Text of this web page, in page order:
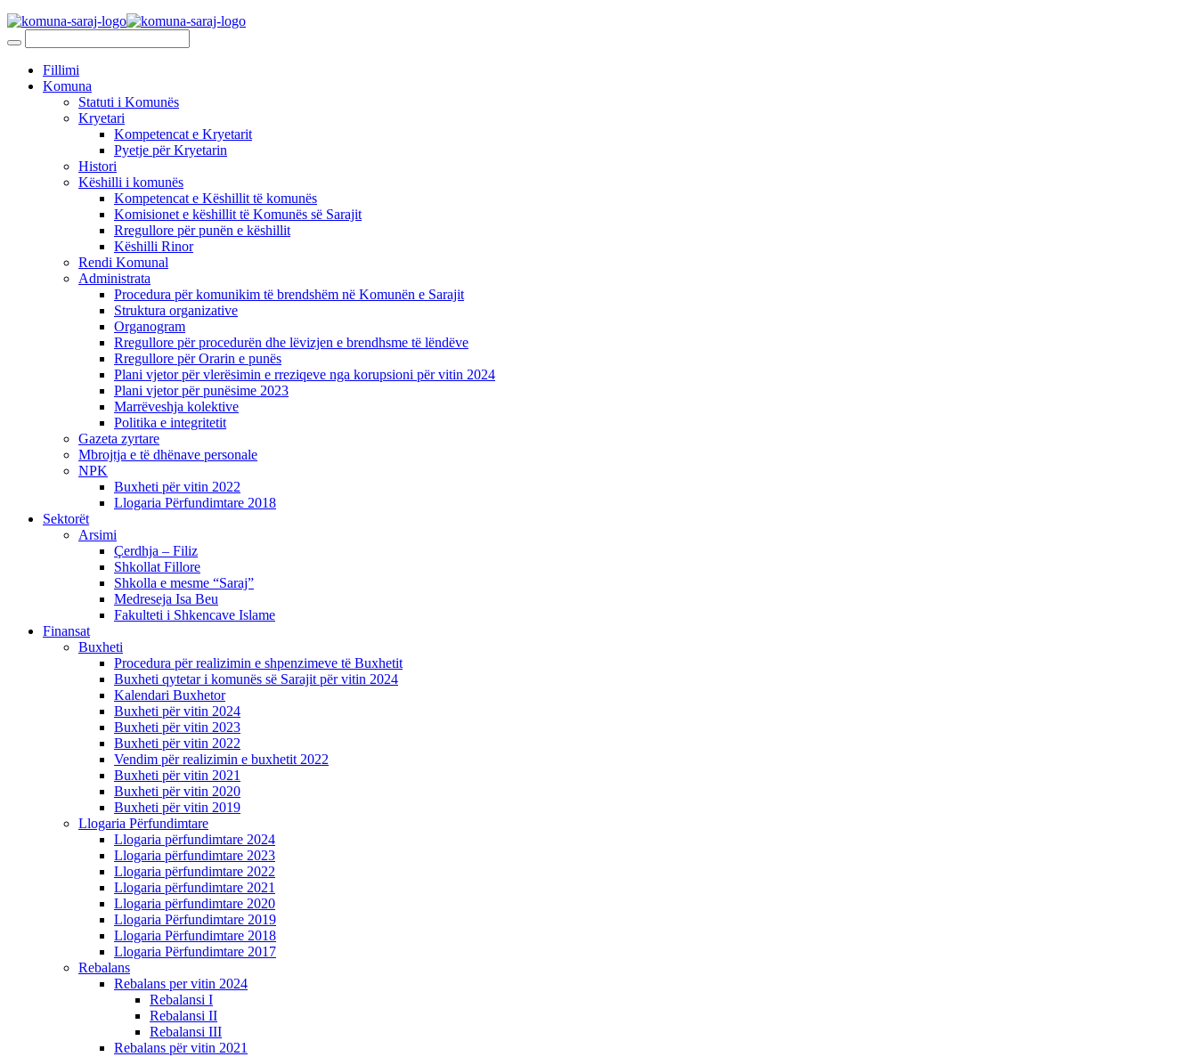
Fillimi
Komuna
Statuti i Komunës
Kryetari
Kompetencat e Kryetarit
Pyetje për Kryetarin
Histori
Këshilli i komunës
Kompetencat e Këshillit të komunës
Komisionet e këshillit të Komunës së Sarajit
Rregullore për punën e këshillit
Këshilli Rinor
Rendi Komunal
Administrata
Procedura për komunikim të brendshëm në Komunën e Sarajit
Struktura organizative
Organogram
Rregullore për procedurën dhe lëvizjen e brendhsme të lëndëve
Rregullore për Orarin e punës
Plani vjetor për vlerësimin e rreziqeve nga korupsioni për vitin 2024
Plani vjetor për punësime 2023
Marrëveshja kolektive
Politika e integritetit
Gazeta zyrtare
Mbrojtja e të dhënave personale
NPK
Buxheti për vitin 2022
Llogaria Përfundimtare 2018
Sektorët
Arsimi
Çerdhja – Filiz
Shkollat Fillore
Shkolla e mesme “Saraj”
Medreseja Isa Beu
Fakulteti i Shkencave Islame
Finansat
Buxheti
Procedura për realizimin e shpenzimeve të Buxhetit
Buxheti qytetar i komunës së Sarajit për vitin 2024
Kalendari Buxhetor
Buxheti për vitin 2024
Buxheti për vitin 2023
Buxheti për vitin 2022
Vendim për realizimin e buxhetit 2022
Buxheti për vitin 2021
Buxheti për vitin 2020
Buxheti për vitin 2019
Llogaria Përfundimtare
Llogaria përfundimtare 2024
Llogaria përfundimtare 2023
Llogaria përfundimtare 2022
Llogaria përfundimtare 2021
Llogaria përfundimtare 2020
Llogaria Përfundimtare 2019
Llogaria Përfundimtare 2018
Llogaria Përfundimtare 2017
Rebalans
Rebalans per vitin 2024
Rebalansi I
Rebalansi II
Rebalansi III
Rebalans për vitin 2021